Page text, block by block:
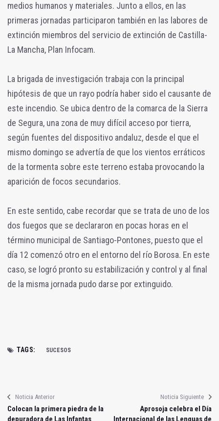
medios humanos y materiales. Junto a ellos, en las
primeras jornadas participaron también en las labores de
extinción miembros del servicio de extinción de Castilla-
La Mancha, Plan Infocam.
La brigada de investigación trabaja con la principal
hipótesis de que un rayo podría haber sido el causante de
este incendio. Se ubica dentro de la comarca de la Sierra
de Segura, una zona de muy difícil acceso por tierra,
según fuentes del dispositivo andaluz, desde el que el
mismo domingo se advertía de que los vientos erráticos
de la tormenta sobre este terreno estaba provocando la
aparición de focos secundarios.
En este sentido, cabe recordar que se trata de uno de los
dos fuegos que se declararon en pocas horas en el
término municipal de Santiago-Pontones, puesto que el
día 12 comenzó otro en el entorno del río Borosa. En este
caso, se logró pronto su estabilización y control y al final
de la misma jornada pudo darse por extinguido.
TAGS: SUCESOS
Noticia Anterior
Colocan la primera piedra de la
depuradora de Las Infantas
Noticia Siguiente
Aprosoja celebra el Día
Internacional de las Lenguas de